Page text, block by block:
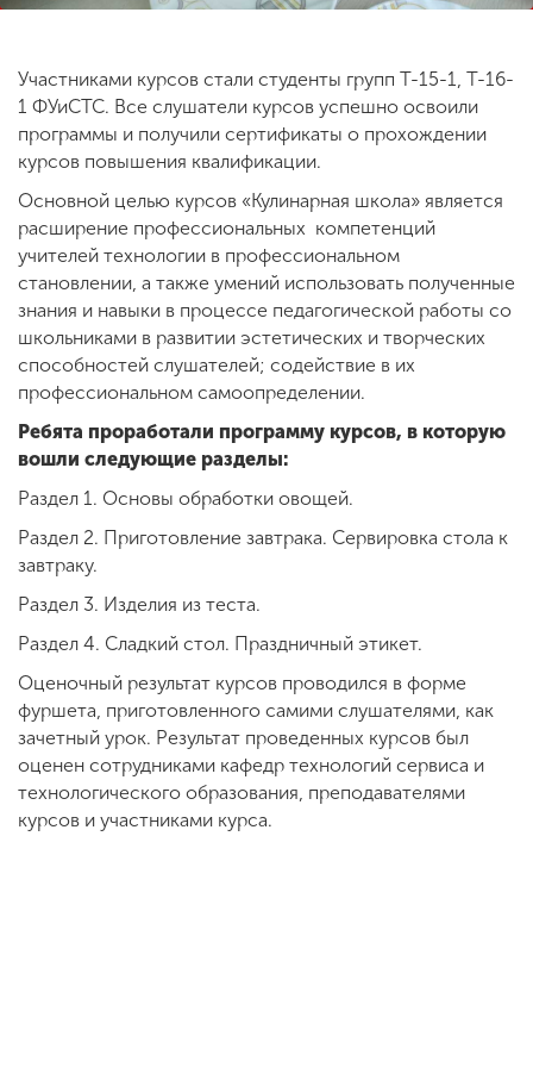
Участниками курсов стали студенты групп Т-15-1, Т-16-
1 ФУиСТС. Все слушатели курсов успешно освоили
программы и получили сертификаты о прохождении
курсов повышения квалификации.
Основной целью курсов «Кулинарная школа» является
расширение профессиональных компетенций
учителей технологии в профессиональном
становлении, а также умений использовать полученные
знания и навыки в процессе педагогической работы со
школьниками в развитии эстетических и творческих
способностей слушателей; содействие в их
профессиональном самоопределении.
Ребята проработали программу курсов, в которую
вошли следующие разделы:
Раздел 1. Основы обработки овощей.
Раздел 2. Приготовление завтрака. Сервировка стола к
завтраку.
Раздел 3. Изделия из теста.
Раздел 4. Сладкий стол. Праздничный этикет.
Оценочный результат курсов проводился в форме
фуршета, приготовленного самими слушателями, как
зачетный урок. Результат проведенных курсов был
оценен сотрудниками кафедр технологий сервиса и
технологического образования, преподавателями
курсов и участниками курса.